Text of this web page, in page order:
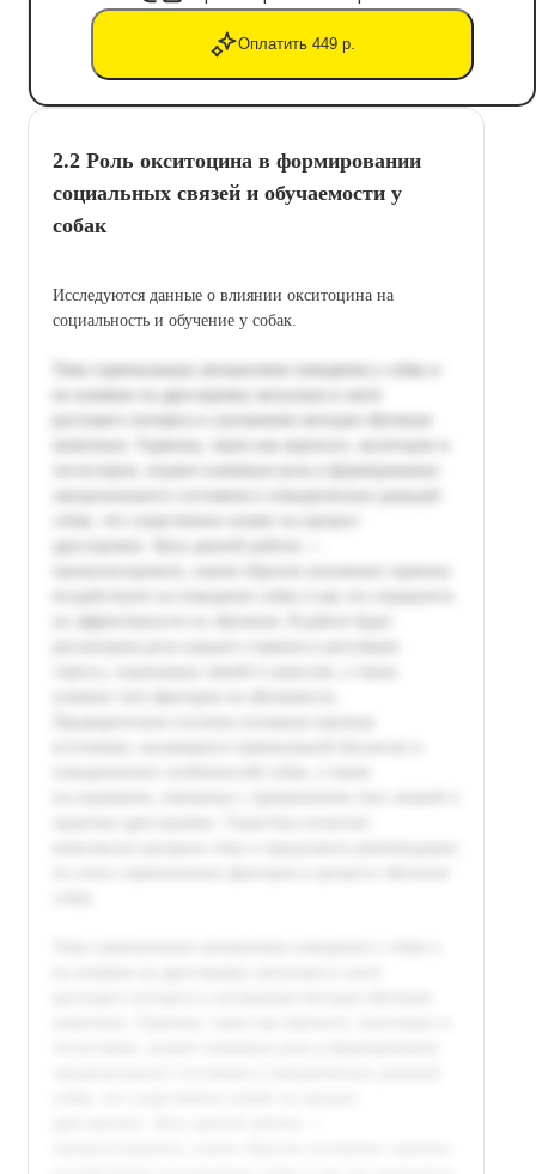
Оплатить 449 р.
2.2 Роль окситоцина в формировании
социальных связей и обучаемости у
собак
Исследуются данные о влиянии окситоцина на
социальность и обучение у собак.